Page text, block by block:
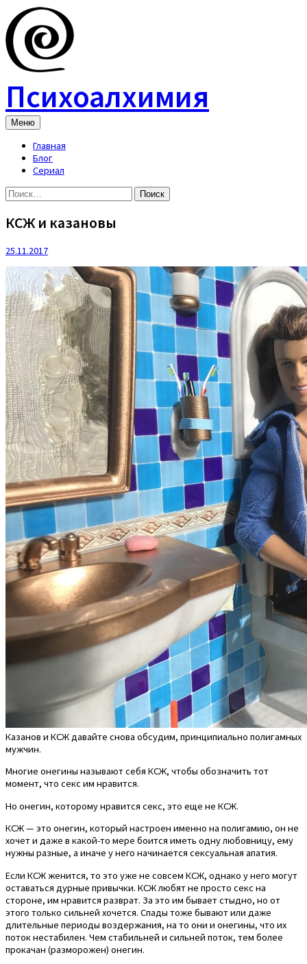
Skip
to
content
Психоалхимия
Меню
Главная
Блог
Сериал
Найти:
КСЖ и казановы
25.11.2017
Казанов и КСЖ давайте снова обсудим, принципиально полигамных
мужчин.
Многие онегины называют себя КСЖ, чтобы обозначить тот
момент, что секс им нравится.
Но онегин, которому нравится секс, это еще не КСЖ.
КСЖ — это онегин, который настроен именно на полигамию, он не
хочет и даже в какой-то мере боится иметь одну любовницу, ему
нужны разные, а иначе у него начинается сексуальная апатия.
Если КСЖ женится, то это уже не совсем КСЖ, однако у него могут
оставаться дурные привычки. КСЖ любят не просто секс на
стороне, им нравится разврат. За это им бывает стыдно, но от
этого только сильней хочется. Спады тоже бывают или даже
длительные периоды воздержания, на то они и онегины, что их
поток нестабилен. Чем стабильней и сильней поток, тем более
прокачан (разморожен) онегин.